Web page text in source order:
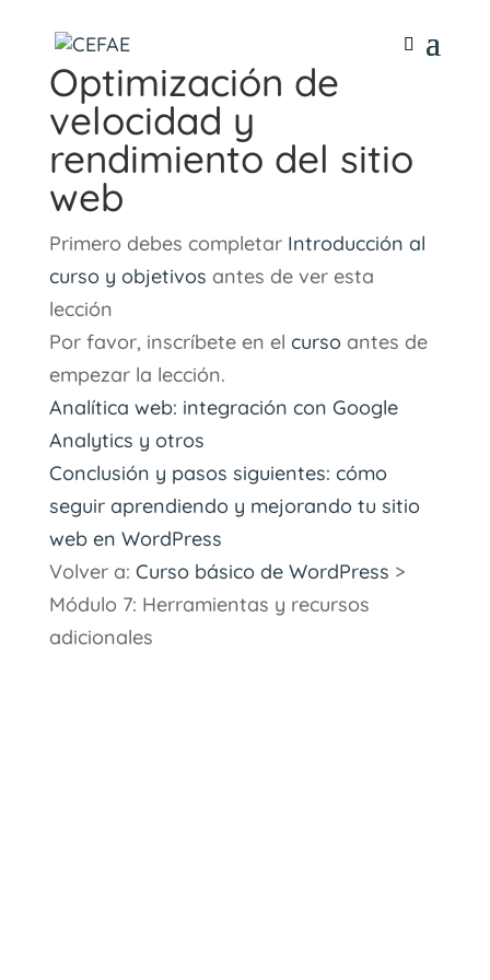
Optimización de
velocidad y
rendimiento del sitio
web
Primero debes completar Introducción al
curso y objetivos antes de ver esta
lección
Por favor, inscríbete en el cursoantes de
empezar la lección.
Analítica web: integración con Google
Analytics y otros
Conclusión y pasos siguientes: cómo
seguir aprendiendo y mejorando tu sitio
web en WordPress
Volver a: Curso básico de WordPress >
Módulo 7: Herramientas y recursos
adicionales